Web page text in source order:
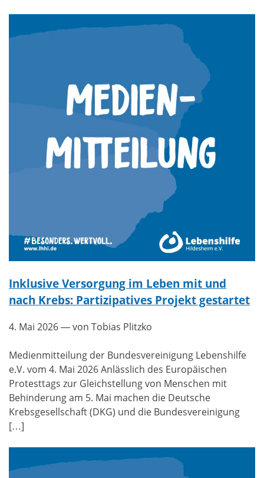
Inklusive Versorgung im Leben mit und
nach Krebs: Partizipatives Projekt gestartet
4. Mai 2026— von Tobias Plitzko
Medienmitteilung der Bundesvereinigung Lebenshilfe
e.V. vom 4. Mai 2026 Anlässlich des Europäischen
Protesttags zur Gleichstellung von Menschen mit
Behinderung am 5. Mai machen die Deutsche
Krebsgesellschaft (DKG) und die Bundesvereinigung
[…]